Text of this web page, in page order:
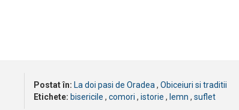
Postat în: La doi pasi de Oradea , Obiceiuri si traditii
Etichete: bisericile , comori , istorie , lemn , suflet